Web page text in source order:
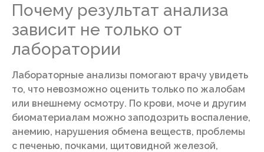
Почему результат анализа
зависит не только от
лаборатории
Лабораторные анализы помогают врачу увидеть
то, что невозможно оценить только по жалобам
или внешнему осмотру. По крови, моче и другим
биоматериалам можно заподозрить воспаление,
анемию, нарушения обмена веществ, проблемы
с печенью, почками, щитовидной железой,